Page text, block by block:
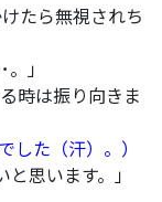
たら無視されち
」
時は振り向きま
した（汗）。）
思います。」